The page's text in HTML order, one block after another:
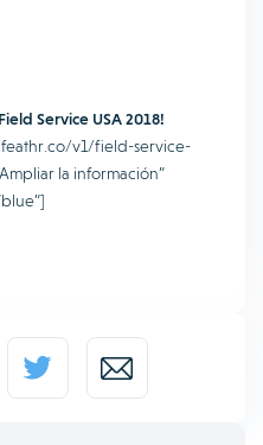
Service USA 2018!
v1/field-service-
la información”